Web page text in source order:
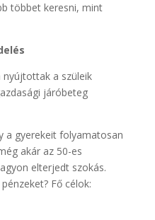
többet keresni, mint
a szüleik
járóbeteg
a gyerekeit folyamatosan
akár az 50-es
elterjedt szokás.
Fő célok: